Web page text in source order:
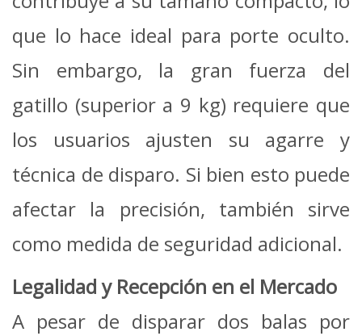
que lo hace ideal para porte oculto.
Sin embargo, la gran fuerza del
gatillo (superior a 9 kg) requiere que
los usuarios ajusten su agarre y
técnica de disparo. Si bien esto puede
afectar la precisión, también sirve
como medida de seguridad adicional.
Legalidad y Recepción en el Mercado
A pesar de disparar dos balas por